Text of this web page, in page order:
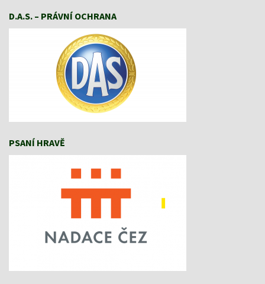
D.A.S. – PRÁVNÍ OCHRANA
PSANÍ HRAVĚ